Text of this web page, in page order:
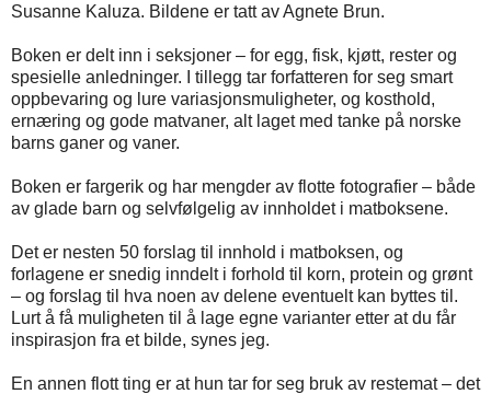
Susanne Kaluza. Bildene er tatt av Agnete Brun.
Boken er delt inn i seksjoner – for egg, fisk, kjøtt, rester og
spesielle anledninger. I tillegg tar forfatteren for seg smart
oppbevaring og lure variasjonsmuligheter, og kosthold,
ernæring og gode matvaner, alt laget med tanke på norske
barns ganer og vaner.
Boken er fargerik og har mengder av flotte fotografier – både
av glade barn og selvfølgelig av innholdet i matboksene.
Det er nesten 50 forslag til innhold i matboksen, og
forlagene er snedig inndelt i forhold til korn, protein og grønt
– og forslag til hva noen av delene eventuelt kan byttes til.
Lurt å få muligheten til å lage egne varianter etter at du får
inspirasjon fra et bilde, synes jeg.
En annen flott ting er at hun tar for seg bruk av restemat – det